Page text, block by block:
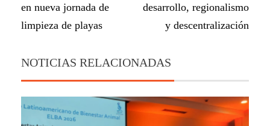
en nueva jornada de
limpieza de playas
desarrollo, regionalismo
y descentralización
NOTICIAS RELACIONADAS